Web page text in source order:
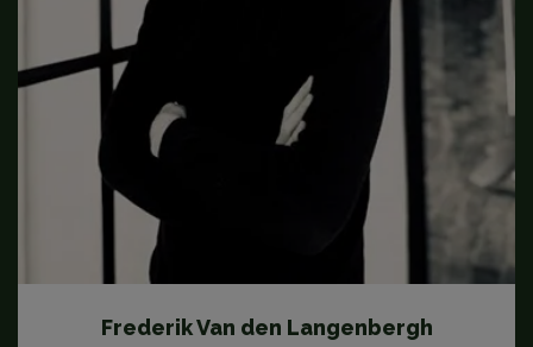
Frederik Van den Langenbergh